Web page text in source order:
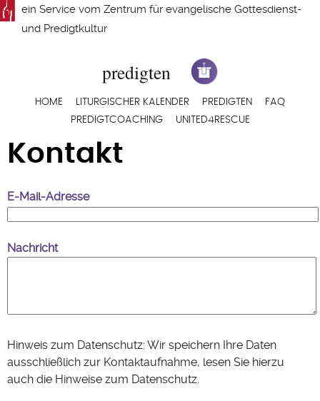
Direkt
zum
ein Service vom Zentrum für evangelische Gottesdienst-
und Predigtkultur
Hauptnavigation
HOME LITURGISCHER KALENDER PREDIGTEN
FAQ
PREDIGTCOACHING
UNITED4RESCUE
Kontakt
E-Mail-Adresse
Nachricht
Hinweis zum Datenschutz: Wir speichern Ihre Daten
ausschließlich zur Kontaktaufnahme, lesen Sie hierzu
auch die Hinweise zum Datenschutz.